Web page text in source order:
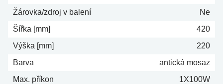
Žárovka/zdroj v balení
Ne
Šířka [mm]
420
Výška [mm]
220
Barva
antická mosaz
Max. příkon
1X100W